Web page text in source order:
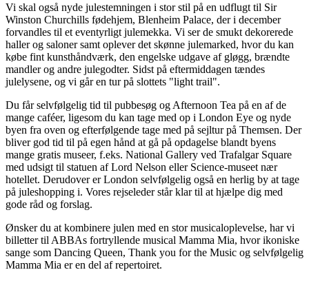
Vi skal også nyde julestemningen i stor stil på en udflugt til Sir
Winston Churchills fødehjem, Blenheim Palace, der i december
forvandles til et eventyrligt julemekka. Vi ser de smukt dekorerede
haller og saloner samt oplever det skønne julemarked, hvor du kan
købe fint kunsthåndværk, den engelske udgave af gløgg, brændte
mandler og andre julegodter. Sidst på eftermiddagen tændes
julelysene, og vi går en tur på slottets "light trail".
Du får selvfølgelig tid til pubbesøg og Afternoon Tea på en af de
mange caféer, ligesom du kan tage med op i London Eye og nyde
byen fra oven og efterfølgende tage med på sejltur på Themsen. Der
bliver god tid til på egen hånd at gå på opdagelse blandt byens
mange gratis museer, f.eks. National Gallery ved Trafalgar Square
med udsigt til statuen af Lord Nelson eller Science-museet nær
hotellet. Derudover er London selvfølgelig også en herlig by at tage
på juleshopping i. Vores rejseleder står klar til at hjælpe dig med
gode råd og forslag.
Ønsker du at kombinere julen med en stor musicaloplevelse, har vi
billetter til ABBAs fortryllende musical Mamma Mia, hvor ikoniske
sange som Dancing Queen, Thank you for the Music og selvfølgelig
Mamma Mia er en del af repertoiret.